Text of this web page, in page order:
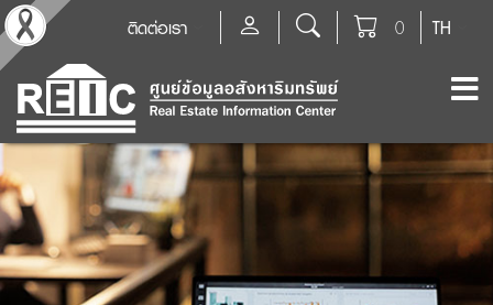
TH
0
ติดต่อเรา